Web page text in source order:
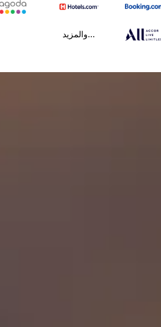
...والمزيد